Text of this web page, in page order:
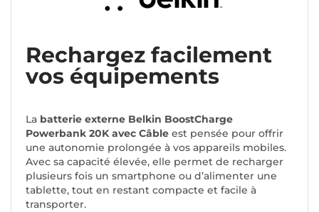
Rechargez facilement
vos équipements
La batterie externe Belkin BoostCharge
Powerbank 20K avec Câble est pensée pour offrir
une autonomie prolongée à vos appareils mobiles.
Avec sa capacité élevée, elle permet de recharger
plusieurs fois un smartphone ou d’alimenter une
tablette, tout en restant compacte et facile à
transporter.